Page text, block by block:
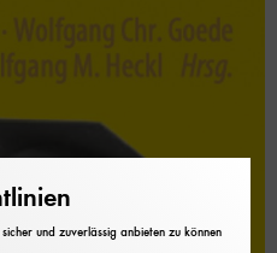
und zuverlässig anbieten zu können